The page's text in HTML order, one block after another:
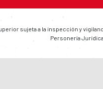
sujeta a la inspección y
Personería